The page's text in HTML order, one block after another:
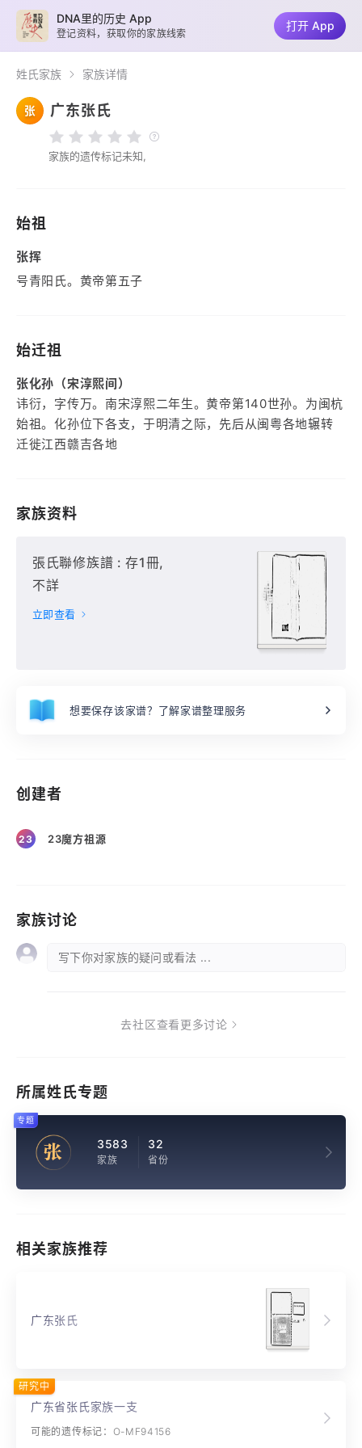
姓氏家族 家族详情
张 广东张氏
家族的遗传标记未知,
始祖
张挥
号青阳氏。黄帝第五子
始迁祖
张化孙（宋淳熙间）
讳衍，字传万。南宋淳熙二年生。黄帝第140世孙。为闽杭
始祖。化孙位下各支，于明清之际，先后从闽粤各地辗转
迁徙江西赣吉各地
家族资料
張氏聯修族譜 : 存1冊,
不詳
立即查看
想要保存该家谱？了解家谱整理服务
创建者
23 23魔方祖源
家族讨论
写下你对家族的疑问或看法 ...
去社区查看更多讨论
所属姓氏专题
张 3583
家族
32
省份
专题
相关家族推荐
广东张氏
广东省张氏家族一支
可能的遗传标记：O-MF94156
研究中
DNA里的历史 App
登记资料，获取你的家族线索
打开 App